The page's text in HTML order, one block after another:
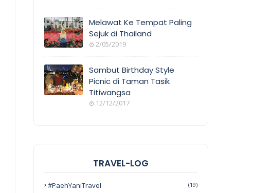
Melawat Ke Tempat Paling
Sejuk di Thailand
2/05/2019
Sambut Birthday Style
Picnic di Taman Tasik
Titiwangsa
12/12/2017
TRAVEL-LOG
#PaehYaniTravel (19)